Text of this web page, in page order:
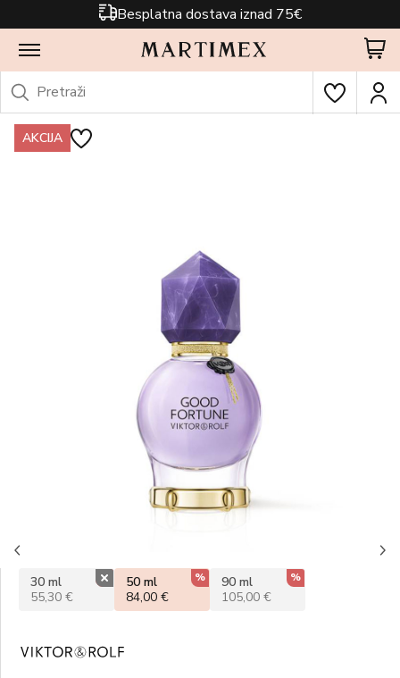
Besplatna dostava iznad 75€
AKCIJA
30 ml
55,30 €
%
50 ml
84,00 €
%
90 ml
105,00 €
%